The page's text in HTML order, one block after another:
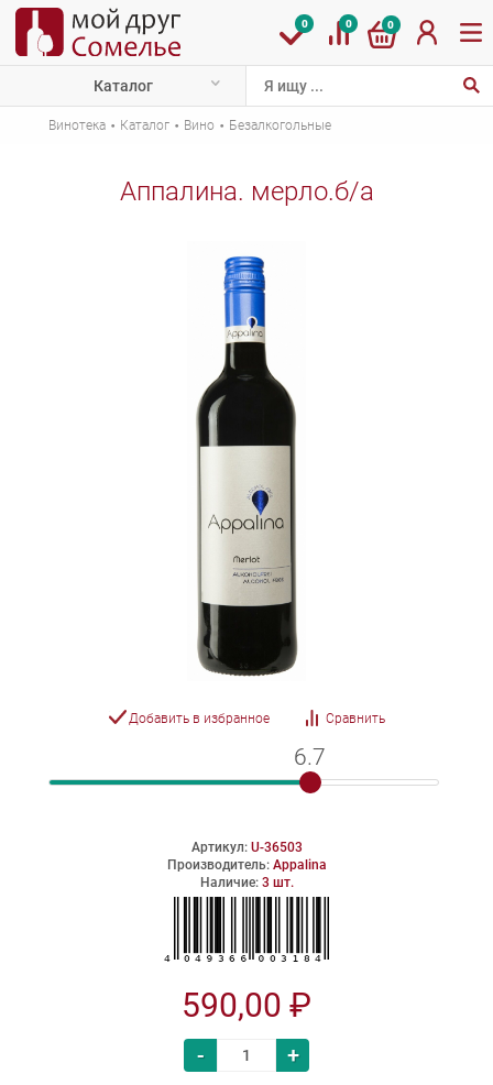
0 0 0
Каталог
Винотека · Каталог · Вино · Безалкогольные
Аппалина. мерло.б/а
Добавить в избранное Сравнить
6.7
6.7
Артикул: U-36503
Производитель: Appalina
Наличие: 3 шт.
590,00 ₽
- +